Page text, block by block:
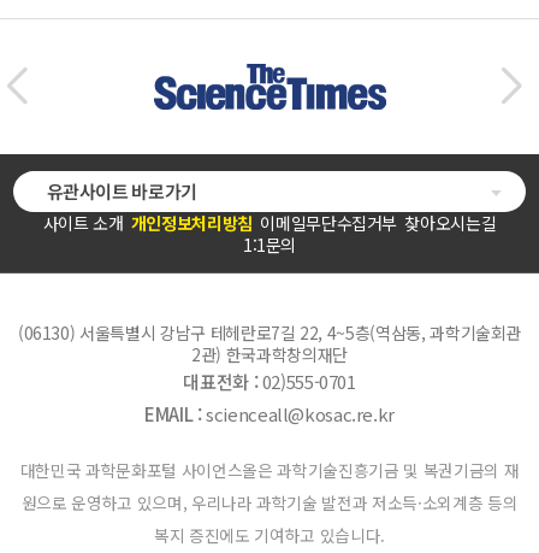
사이트 소개 개인정보처리방침 이메일무단수집거부 찾아오시는길
1:1문의
유관사이트 바로가기
(06130) 서울특별시 강남구 테헤란로7길 22, 4~5층(역삼동, 과학기술회관
2관) 한국과학창의재단
대표전화 :02)555-0701
EMAIL :scienceall@kosac.re.kr
대한민국 과학문화포털 사이언스올은 과학기술진흥기금 및 복권기금의 재
원으로 운영하고 있으며, 우리나라 과학기술 발전과 저소득·소외계층 등의
복지 증진에도 기여하고 있습니다.